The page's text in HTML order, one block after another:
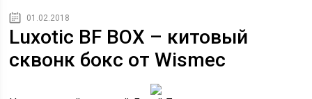
01.02.2018
Luxotic BF BOX – китовый
сквонк бокс от Wismec